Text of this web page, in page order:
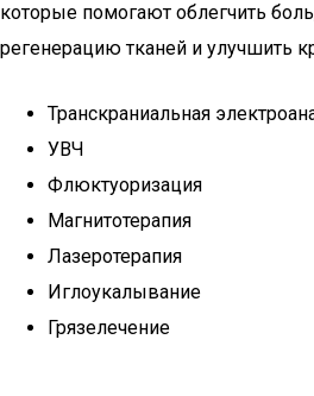
которые помогают облегчить
регенерацию тканей и улучшить
Транскраниальная
УВЧ
Флюктуоризация
Магнитотерапия
Лазеротерапия
Иглоукалывание
Грязелечение